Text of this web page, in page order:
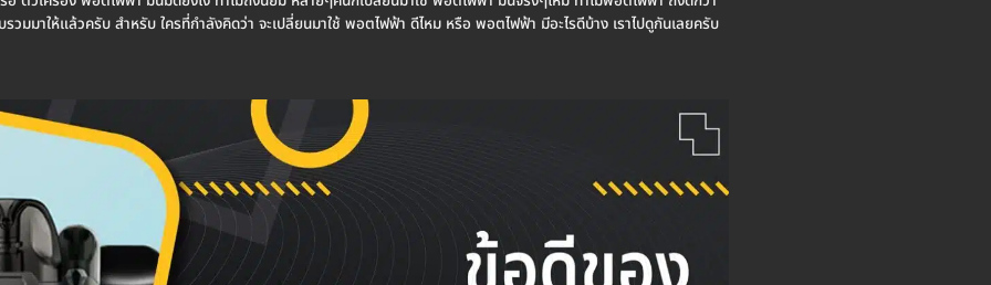
มมาให้แล้วครับ สำหรับ ใครที่กำลังคิดว่า จะเปลี่ยนมาใช้ พอตไฟฟ้า ดีไหม หรือ พอตไฟฟ้า มีอะไรดีบ้าง เราไปดูกันเลยครับ